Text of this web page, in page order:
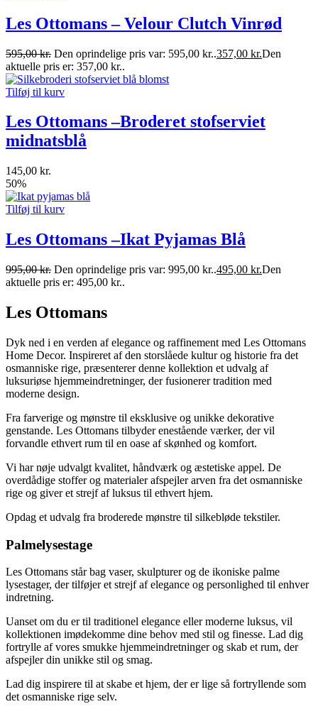
Les Ottomans – Velour Clutch Vinrød
595,00kr. Den oprindelige pris var: 595,00 kr..357,00 kr.Den
aktuelle pris er: 357,00 kr..
Tilføj til kurv
Les Ottomans –Broderet stofserviet
midnatsblå
145,00 kr.
50%
Tilføj til kurv
Les Ottomans –Ikat Pyjamas Blå
995,00kr. Den oprindelige pris var: 995,00 kr..495,00 kr.Den
aktuelle pris er: 495,00 kr..
Les Ottomans
Dyk ned i en verden af elegance og raffinement med Les Ottomans
Home Decor. Inspireret af den storslåede kultur og historie fra det
osmanniske rige, præsenterer denne kollektion et udvalg af
luksuriøse hjemmeindretninger, der fusionerer tradition med
moderne design.
Fra farverige og mønstre til eksklusive og unikke dekorative
genstande. Les Ottomans tilbyder enestående værker, der vil
forvandle ethvert rum til en oase af skønhed og komfort.
Vi har nøje udvalgt kvalitet, håndværk og æstetiske appel. De
overdådige stoffer og materialer afspejler arven fra det osmanniske
rige og giver et strejf af luksus til ethvert hjem.
Opdag et udvalg fra broderede mønstre til silkebløde tekstiler.
Palmelysestage
Les Ottomans står bag vaser, skulpturer og de ikoniske palme
lysestager, der tilføjer et strejf af elegance og personlighed til enhver
indretning.
Uanset om du er til traditionel elegance eller moderne luksus, vil
kollektionen imødekomme dine behov med stil og finesse. Lad dig
fortrylle af vores smukke hjemmeindretninger og skab et rum, der
afspejler din unikke stil og smag.
Lad dig inspirere til at skabe et hjem, der er lige så fortryllende som
det osmanniske rige selv.